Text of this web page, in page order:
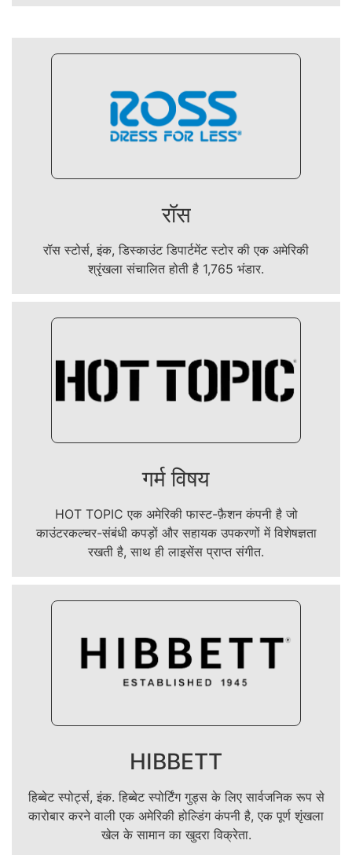
रॉस
रॉस स्टोर्स, इंक, डिस्काउंट डिपार्टमेंट स्टोर की एक अमेरिकी
श्रृंखला संचालित होती है 1,765 भंडार.
गर्म विषय
HOT TOPIC एक अमेरिकी फास्ट-फ़ैशन कंपनी है जो
काउंटरकल्चर-संबंधी कपड़ों और सहायक उपकरणों में विशेषज्ञता
रखती है, साथ ही लाइसेंस प्राप्त संगीत.
HIBBETT
हिब्बेट स्पोर्ट्स, इंक. हिब्बेट स्पोर्टिंग गुड्स के लिए सार्वजनिक रूप से
कारोबार करने वाली एक अमेरिकी होल्डिंग कंपनी है, एक पूर्ण शृंखला
खेल के सामान का खुदरा विक्रेता.